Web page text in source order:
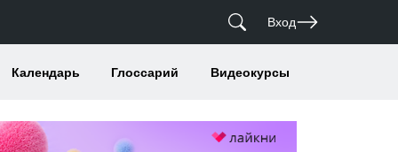
Вход
Календарь Глоссарий Видеокурсы